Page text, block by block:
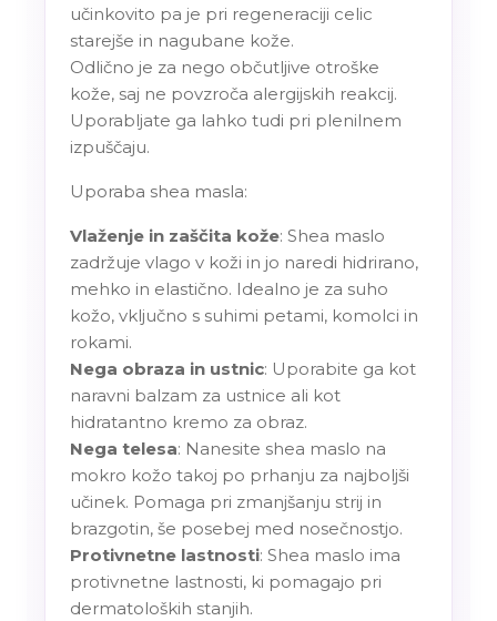
učinkovito pa je pri regeneraciji celic
starejše in nagubane kože.
Odlično je za nego občutljive otroške
kože, saj ne povzroča alergijskih reakcij.
Uporabljate ga lahko tudi pri plenilnem
izpuščaju.
Uporaba shea masla:
Vlaženje in zaščita kože: Shea maslo
zadržuje vlago v koži in jo naredi hidrirano,
mehko in elastično. Idealno je za suho
kožo, vključno s suhimi petami, komolci in
rokami.
Nega obraza in ustnic: Uporabite ga kot
naravni balzam za ustnice ali kot
hidratantno kremo za obraz.
Nega telesa: Nanesite shea maslo na
mokro kožo takoj po prhanju za najboljši
učinek. Pomaga pri zmanjšanju strij in
brazgotin, še posebej med nosečnostjo.
Protivnetne lastnosti: Shea maslo ima
protivnetne lastnosti, ki pomagajo pri
dermatoloških stanjih.